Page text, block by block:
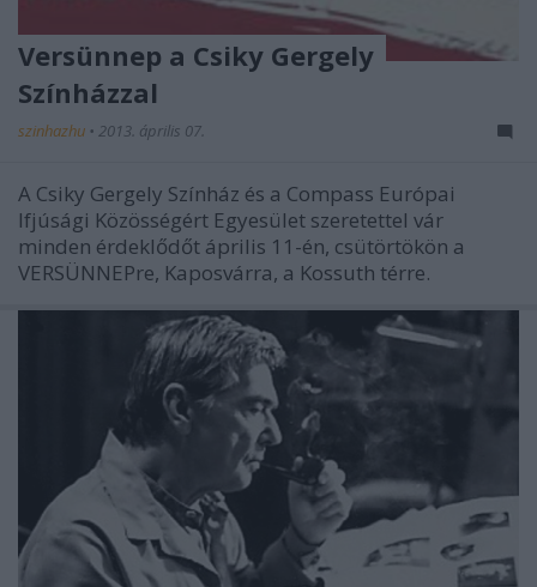
Versünnep a Csiky Gergely
Színházzal
szinhazhu • 2013. április 07.
A Csiky Gergely Színház és a Compass Európai
Ifjúsági Közösségért Egyesület szeretettel vár
minden érdeklődőt április 11-én, csütörtökön a
VERSÜNNEPre, Kaposvárra, a Kossuth térre.